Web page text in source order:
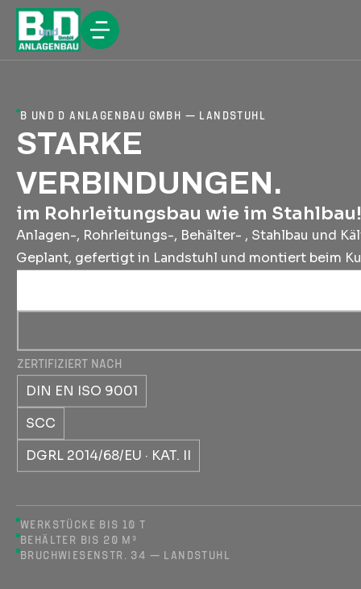
B UND D ANLAGENBAU GMBH — LANDSTUHL
STARKE
VERBINDUNGEN.
im Rohrleitungsbau wie im Stahlbau!
Anlagen-, Rohrleitungs-, Behälter- , Stahlbau und
Geplant, gefertigt in Landstuhl und montiert beim
ZERTIFIZIERT NACH
DIN EN ISO 9001
SCC
DGRL 2014/68/EU · KAT. II
WERKSTÜCKE BIS 10 T
BEHÄLTER BIS 20 M³
BRUCHWIESENSTR. 34 — LANDSTUHL